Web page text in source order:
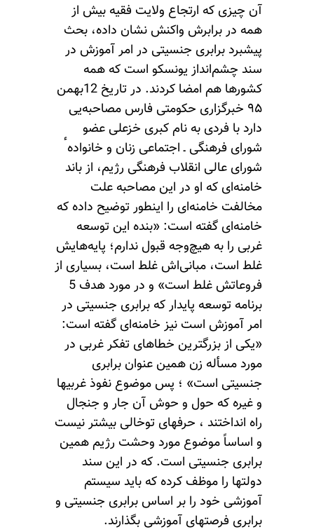
آن چیزی که ارتجاع ولایت فقیه بیش از
همه در برابرش واکنش نشان داده، بحث
پیشبرد برابری جنسیتی در امر آموزش در
سند چشم‌انداز یونسکو است که همه
کشورها هم امضا کردند. در تاریخ 12بهمن
۹۵ خبرگزاری حکومتی فارس مصاحبه‌یی
دارد با فردی به نام کبری خزعلی عضو
شورای فرهنگی ـ اجتماعی زنان و خانوادهٴ
شورای عالی انقلاب فرهنگی رژیم، از باند
خامنه‌ای که او در این مصاحبه علت
مخالفت خامنه‌ای را اینطور توضیح داده که
خامنه‌ای گفته است: «بنده این توسعه
غربی را به هیچ‌وجه قبول ندارم؛ پایه‌هایش
غلط است، مبانی‌اش غلط است، بسیاری از
فروعاتش غلط است» و در مورد هدف 5
برنامه توسعه پایدار که برابری جنسیتی در
امر آموزش است نیز خامنه‌ای گفته است:
«یکی از بزرگترین خطاهای تفکر غربی در
مورد مسأله زن همین عنوان برابری
جنسیتی است» ؛ پس موضوع نفوذ غربیها
و غیره که حول و حوش آن جار و جنجال
راه انداختند ، حرفهای توخالی بیشتر نیست
و اساساً موضوع مورد وحشت رژیم همین
برابری جنسیتی است. که در این سند
دولتها را موظف کرده که باید سیستم
آموزشی‌ خود را بر اساس برابری جنسیتی و
برابری فرصتهای آموزشی بگذارند.